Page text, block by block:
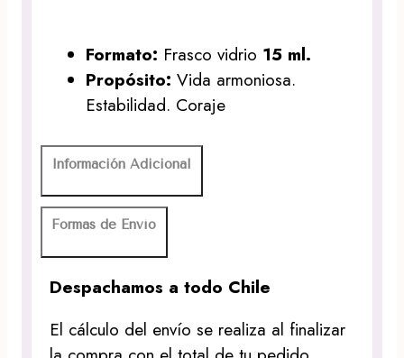
Formato: Frasco vidrio 15 ml.
Propósito:Vida armoniosa.
Estabilidad. Coraje
Información Adicional
Formas de Envío
Despachamos a todo Chile
El cálculo del envío se realiza al finalizar